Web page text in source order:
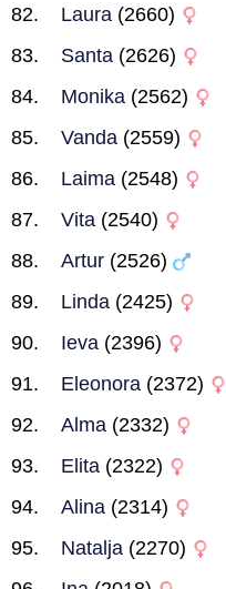
Laura (2660)
Santa (2626)
Monika (2562)
Vanda (2559)
Laima (2548)
Vita (2540)
Artur (2526)
Linda (2425)
Ieva (2396)
Eleonora (2372)
Alma (2332)
Elita (2322)
Alina (2314)
Natalja (2270)